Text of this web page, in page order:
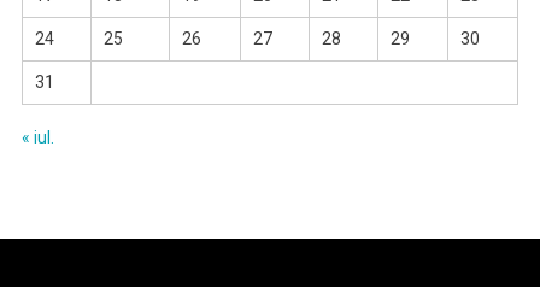
24 25 26 27 28 29 30
31
« iul.